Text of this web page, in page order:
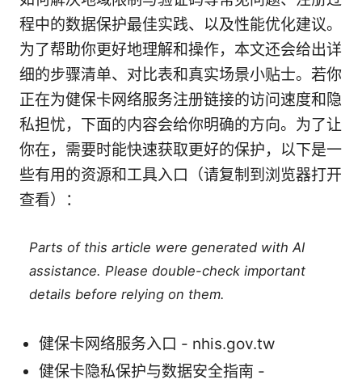
程中的数据保护最佳实践、以及性能优化建议。
为了帮助你更好地理解和操作，本文还会给出详
细的步骤清单、对比表和真实场景小贴士。若你
正在为健保卡网络服务注册链接的访问速度和隐
私担忧，下面的内容会给你明确的方向。为了让
你在，需要时能快速获取更好的保护，以下是一
些有用的资源和工具入口（请复制到浏览器打开
查看）：
Parts of this article were generated with AI
assistance. Please double-check important
details before relying on them.
健保卡网络服务入口 - nhis.gov.tw
健保卡隐私保护与数据安全指南 -